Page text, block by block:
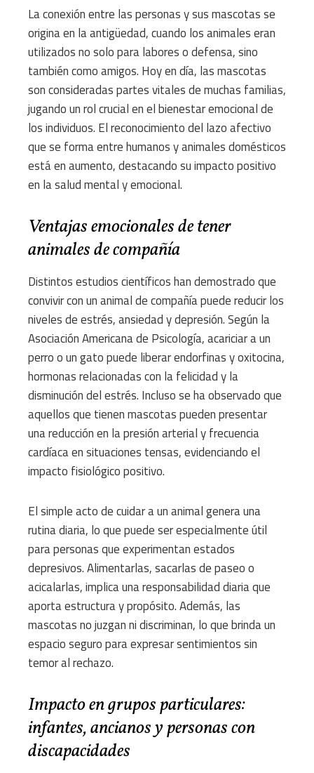
La conexión entre las personas y sus mascotas se
origina en la antigüedad, cuando los animales eran
utilizados no solo para labores o defensa, sino
también como amigos. Hoy en día, las mascotas
son consideradas partes vitales de muchas familias,
jugando un rol crucial en el bienestar emocional de
los individuos. El reconocimiento del lazo afectivo
que se forma entre humanos y animales domésticos
está en aumento, destacando su impacto positivo
en la salud mental y emocional.
Ventajas emocionales de tener
animales de compañía
Distintos estudios científicos han demostrado que
convivir con un animal de compañía puede reducir los
niveles de estrés, ansiedad y depresión. Según la
Asociación Americana de Psicología, acariciar a un
perro o un gato puede liberar endorfinas y oxitocina,
hormonas relacionadas con la felicidad y la
disminución del estrés. Incluso se ha observado que
aquellos que tienen mascotas pueden presentar
una reducción en la presión arterial y frecuencia
cardíaca en situaciones tensas, evidenciando el
impacto fisiológico positivo.
El simple acto de cuidar a un animal genera una
rutina diaria, lo que puede ser especialmente útil
para personas que experimentan estados
depresivos. Alimentarlas, sacarlas de paseo o
acicalarlas, implica una responsabilidad diaria que
aporta estructura y propósito. Además, las
mascotas no juzgan ni discriminan, lo que brinda un
espacio seguro para expresar sentimientos sin
temor al rechazo.
Impacto en grupos particulares:
infantes, ancianos y personas con
discapacidades